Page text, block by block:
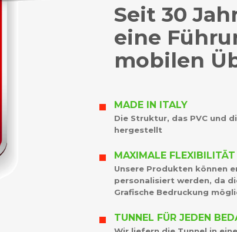
Seit 30
eine
mobilen
MADE IN ITALY
Die Struktur, das PVC und
hergestellt
MAXIMALE FLEXIBILITÄT
Unsere Produkten können
personalisiert werden, da
Grafische Bedruckung
TUNNEL FÜR JEDEN